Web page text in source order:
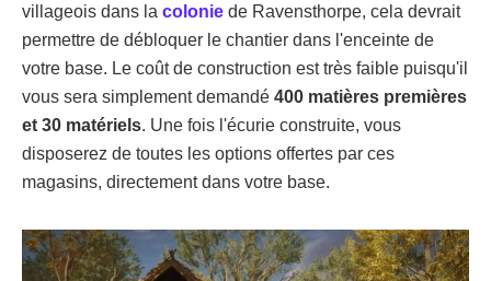
villageois dans la colonie de Ravensthorpe, cela devrait
permettre de débloquer le chantier dans l'enceinte de
votre base. Le coût de construction est très faible puisqu'il
vous sera simplement demandé 400 matières premières
et 30 matériels. Une fois l'écurie construite, vous
disposerez de toutes les options offertes par ces
magasins, directement dans votre base.